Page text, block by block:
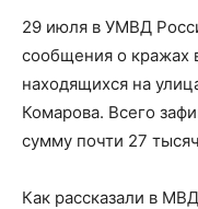
29 июля в УМВД
сообщения о кражах
находящихся на
Комарова. Всего
сумму почти 27
Как рассказали в